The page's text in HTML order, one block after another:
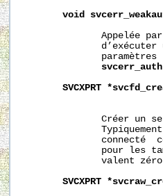
void
Appelée
d’exécuter
paramètres
SVCXPRT
Créer un
connecté
pour les
valent
SVCXPRT